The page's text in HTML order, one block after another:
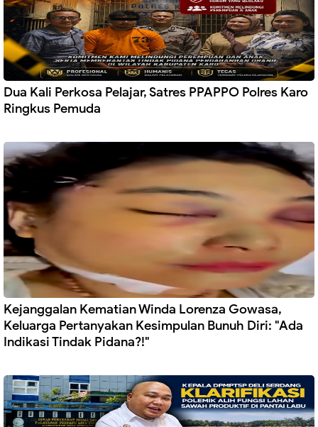
Dua Kali Perkosa Pelajar, Satres PPAPPO Polres Karo
Ringkus Pemuda
Kejanggalan Kematian Winda Lorenza Gowasa,
Keluarga Pertanyakan Kesimpulan Bunuh Diri: "Ada
Indikasi Tindak Pidana?!"